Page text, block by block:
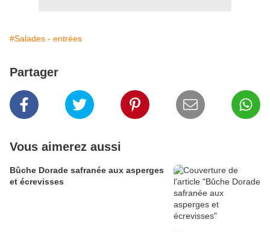
#Salades - entrées
Partager
Vous aimerez aussi
Bûche Dorade safranée aux asperges
et écrevisses